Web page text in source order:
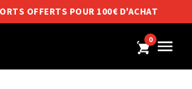
OFFERTS POUR 100€ D'ACHAT
0